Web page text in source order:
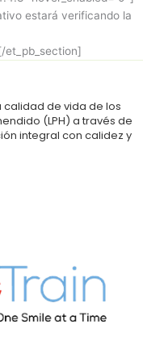
estará verificando la
de vida de los
(LPH) a través de
integral con calidez y